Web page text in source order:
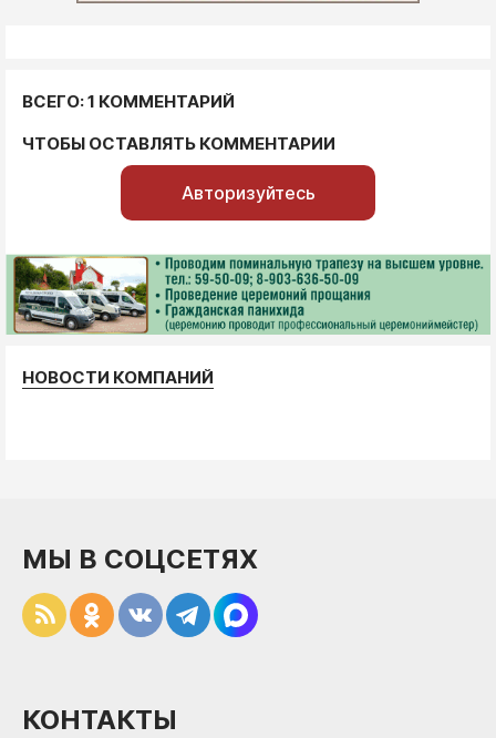
ВСЕГО: 1 КОММЕНТАРИЙ
ЧТОБЫ ОСТАВЛЯТЬ КОММЕНТАРИИ
Авторизуйтесь
НОВОСТИ КОМПАНИЙ
МЫ В СОЦСЕТЯХ
КОНТАКТЫ